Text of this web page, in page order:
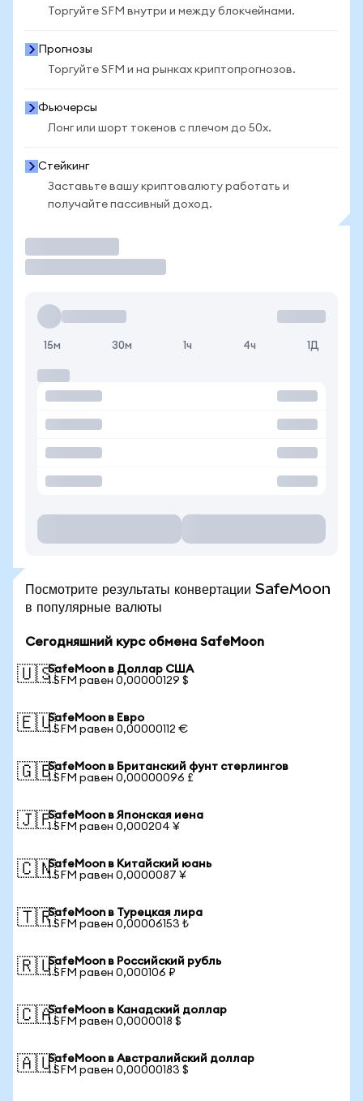
Торгуйте SFM внутри и между блокчейнами.
Прогнозы
Торгуйте SFM и на рынках криптопрогнозов.
Фьючерсы
Лонг или шорт токенов с плечом до 50x.
Стейкинг
Заставьте вашу криптовалюту работать и
получайте пассивный доход.
15м 30м 1ч 4ч 1Д
Посмотрите результаты конвертации SafeMoon
в популярные валюты
Сегодняшний курс обмена SafeMoon
🇺🇸SafeMoon в Доллар США
1 SFM равен 0,00000129 $
🇪🇺SafeMoon в Евро
1 SFM равен 0,00000112 €
🇬🇧SafeMoon в Британский фунт стерлингов
1 SFM равен 0,00000096 £
🇯🇵SafeMoon в Японская иена
1 SFM равен 0,000204 ¥
🇨🇳SafeMoon в Китайский юань
1 SFM равен 0,0000087 ¥
🇹🇷SafeMoon в Турецкая лира
1 SFM равен 0,00006153 ₺
🇷🇺SafeMoon в Российский рубль
1 SFM равен 0,000106 ₽
🇨🇦SafeMoon в Канадский доллар
1 SFM равен 0,0000018 $
🇦🇺SafeMoon в Австралийский доллар
1 SFM равен 0,00000183 $